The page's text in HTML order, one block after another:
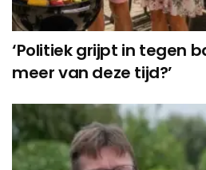
‘Politiek grijpt in tegen
meer van deze tijd?’